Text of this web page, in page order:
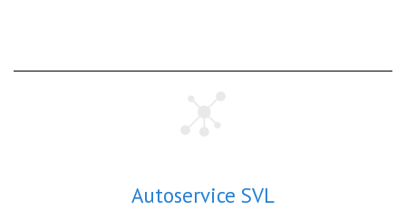
Autoservice SVL